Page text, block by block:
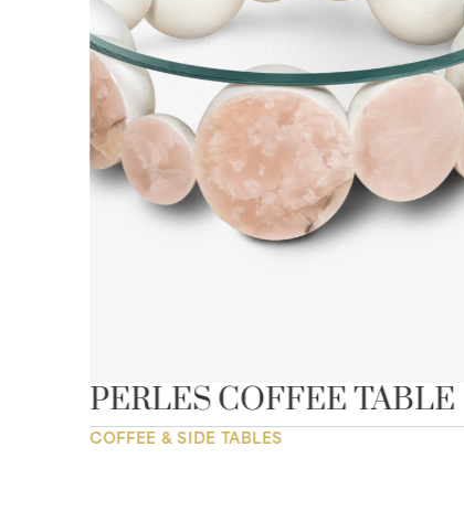
PERLES COFFEE TABLE
COFFEE & SIDE TABLES